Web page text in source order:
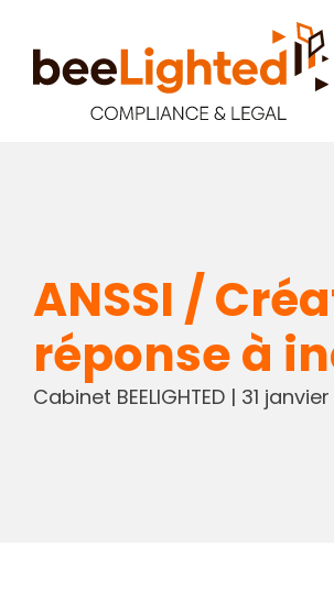
ANSSI /
réponse à
Cabinet BEELIGHTED| 31